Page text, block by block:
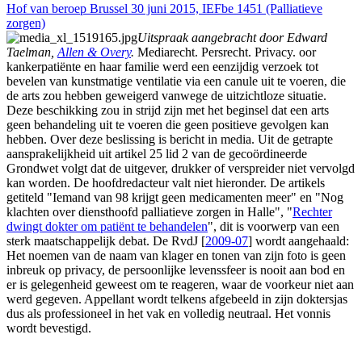
Hof van beroep Brussel 30 juni 2015, IEFbe 1451 (Palliatieve
zorgen)
Uitspraak aangebracht door Edward
Taelman, Allen & Overy. Mediarecht. Persrecht. Privacy. oor
kankerpatiënte en haar familie werd een eenzijdig verzoek tot
bevelen van kunstmatige ventilatie via een canule uit te voeren, die
de arts zou hebben geweigerd vanwege de uitzichtloze situatie.
Deze beschikking zou in strijd zijn met het beginsel dat een arts
geen behandeling uit te voeren die geen positieve gevolgen kan
hebben. Over deze beslissing is bericht in media. Uit de getrapte
aansprakelijkheid uit artikel 25 lid 2 van de gecoördineerde
Grondwet volgt dat de uitgever, drukker of verspreider niet vervolgd
kan worden. De hoofdredacteur valt niet hieronder. De artikels
getiteld "Iemand van 98 krijgt geen medicamenten meer" en "Nog
klachten over diensthoofd palliatieve zorgen in Halle", "Rechter
dwingt dokter om patiënt te behandelen", dit is voorwerp van een
sterk maatschappelijk debat. De RvdJ [2009-07] wordt aangehaald:
Het noemen van de naam van klager en tonen van zijn foto is geen
inbreuk op privacy, de persoonlijke levenssfeer is nooit aan bod en
er is gelegenheid geweest om te reageren, waar de voorkeur niet aan
werd gegeven. Appellant wordt telkens afgebeeld in zijn doktersjas
dus als professioneel in het vak en volledig neutraal. Het vonnis
wordt bevestigd.